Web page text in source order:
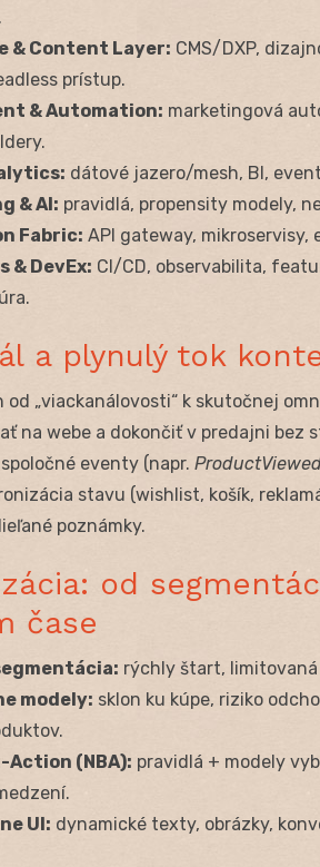
& Content Layer: CMS/DXP,
prístup.
& Automation: marketingová
dátové jazero/mesh, BI,
& AI: pravidlá, propensity modely,
Fabric: API gateway, mikroservisy,
& DevEx: CI/CD, observabilita,
a plynulý tok
od „viackanálovosti“ k skutočnej
na webe a dokončiť v predajni bez
eventy (napr.
stavu (wishlist, košík,
poznámky.
od
čase
rýchly štart, limitovaná
modely: sklon ku kúpe, riziko
(NBA): pravidlá + modely
UI: dynamické texty, obrázky,